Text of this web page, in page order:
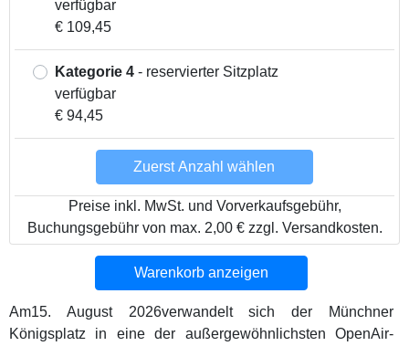
verfügbar
€ 109,45
Kategorie 4 - reservierter Sitzplatz
verfügbar
€ 94,45
Zuerst Anzahl wählen
Preise inkl. MwSt. und Vorverkaufsgebühr,
Buchungsgebühr von max. 2,00 € zzgl. Versandkosten.
Warenkorb anzeigen
Am15. August 2026verwandelt sich der Münchner
Königsplatz in eine der außergewöhnlichsten OpenAir-